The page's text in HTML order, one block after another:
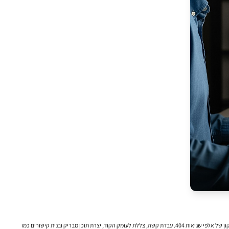
כולנו היינו שם. הידיים מזיעות קלות לפני הפגישה הרבעונית. על המסך שלך, גרפים מרשימים בצבע ירוק בוהק, המציגים עלייה של 30% בתנועה האורגנית, שיפור של 15 מקומות במילות מפתח קריטיות, ותיקון של אלפי שגיאות 404. עבדת קשה, צללת לעומק הקוד, יצרת תוכן מבריק ובנית קישורים כמו